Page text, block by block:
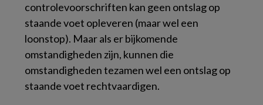
controlevoorschriften kan geen ontslag op
staande voet opleveren (maar wel een
loonstop). Maar als er bijkomende
omstandigheden zijn, kunnen die
omstandigheden tezamen wel een ontslag op
staande voet rechtvaardigen.